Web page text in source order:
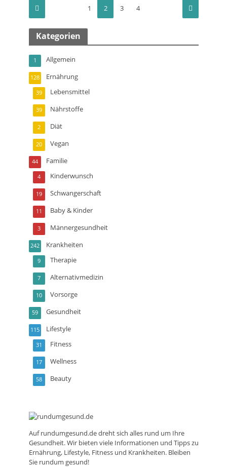
1 2 3 4
Kategorien
Allgemein
1
Ernährung
128
Lebensmittel
39
Nährstoffe
39
Diät
2
Vegan
20
Familie
44
Kinderwunsch
4
Schwangerschaft
19
Baby & Kinder
11
Männergesundheit
3
Krankheiten
242
Therapie
9
Alternativmedizin
7
Vorsorge
10
Gesundheit
59
Lifestyle
115
Fitness
31
Wellness
17
Beauty
58
Aufrundumgesund.dedreht sich alles rund um Ihre
Gesundheit. Wir bieten viele Informationen und Tipps zu
Ernährung, Lifestyle, Fitness und Krankheiten. Bleiben
Sie rundum gesund!